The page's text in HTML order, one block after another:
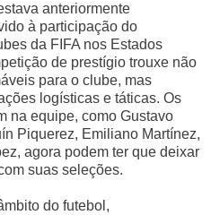
anteriormente
à participação do
da FIFA nos Estados
de prestígio trouxe não
para o clube, mas
logísticas e táticas. Os
na equipe, como Gustavo
Piquerez, Emiliano Martínez,
agora podem ter que deixar
suas seleções.
do futebol,